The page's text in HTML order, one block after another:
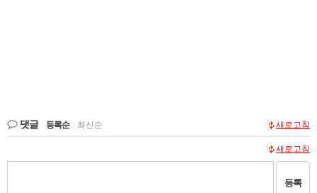
댓글 등록순 최신순 새로고침
새로고침
등록